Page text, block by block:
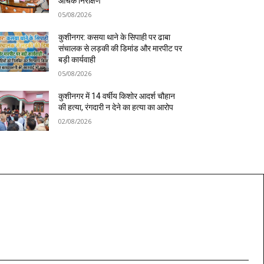
05/08/2026
कुशीनगर: कसया थाने के सिपाही पर ढाबा
संचालक से लड़की की डिमांड और मारपीट पर
बड़ी कार्यवाही
05/08/2026
कुशीनगर में 14 वर्षीय किशोर आदर्श चौहान
की हत्या, रंगदारी न देने का हत्या का आरोप
02/08/2026